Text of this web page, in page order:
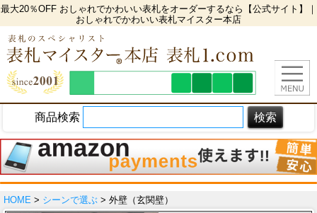
最大20％OFF おしゃれでかわいい表札をオーダーするなら【公式サイト】｜
おしゃれでかわいい表札マイスター本店
商品検索
HOME > シーンで選ぶ > 外壁（玄関壁）